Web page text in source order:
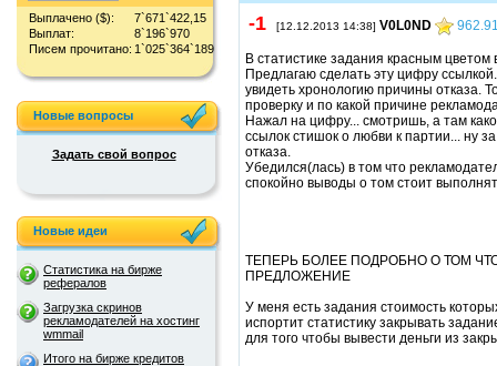
Выплачено ($):
7`671`422,15
Выплат:
8`196`970
Писем прочитано: 1`025`364`189
Новые вопросы
Задать свой вопрос
Новые идеи
Статистика на бирже
рефералов
Загрузка скринов
рекламодателей на хостинг
wmmail
Итого на бирже кредитов
-1 [12.12.2013 14:38] V0L0ND
В статистике задания красным
Предлагаю сделать эту цифру
увидеть хронологию причины отказа.
проверку и по какой причине
Нажал на цифру... смотришь, а там
ссылок стишок о любви к партии... ну
отказа.
Убедился(лась) в том что
спокойно выводы о том стоит
ТЕПЕРЬ БОЛЕЕ ПОДРОБНО О ТОМ
ПРЕДЛОЖЕНИЕ
У меня есть задания стоимость
испортит статистику закрывать
для того чтобы вывести деньги из